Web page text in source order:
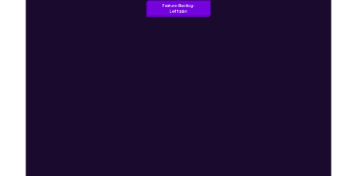
Feature-Backlog-
Leitfaden